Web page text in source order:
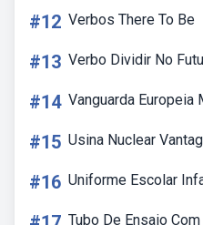
#12 Verbos There To Be
#13 Verbo Dividir No
#14 Vanguarda Europeia
#15 Usina Nuclear
#16 Uniforme Escolar
Tubo De Ensaio